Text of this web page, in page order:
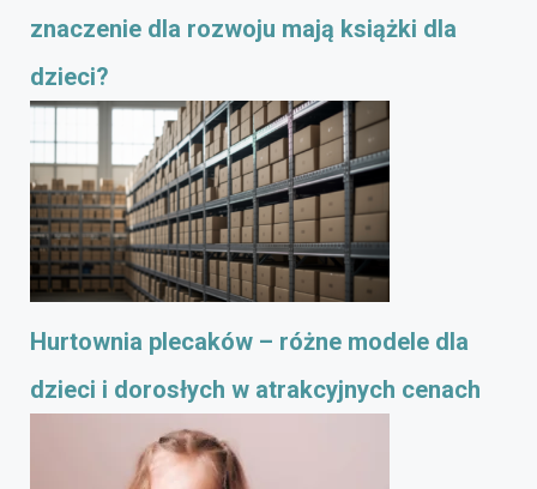
znaczenie dla rozwoju mają książki dla
dzieci?
Hurtownia plecaków – różne modele dla
dzieci i dorosłych w atrakcyjnych cenach